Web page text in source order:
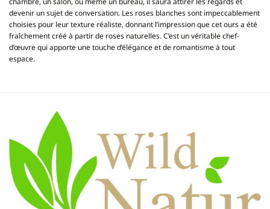
devenir un sujet de conversation. Les roses blanches sont impeccablement
choisies pour leur texture réaliste, donnant l’impression que cet ours a été
fraîchement créé à partir de roses naturelles. C’est un véritable chef-
d’œuvre qui apporte une touche d’élégance et de romantisme à tout
espace.